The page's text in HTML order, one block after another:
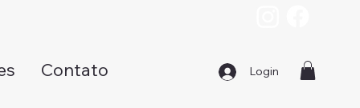
Contato Login